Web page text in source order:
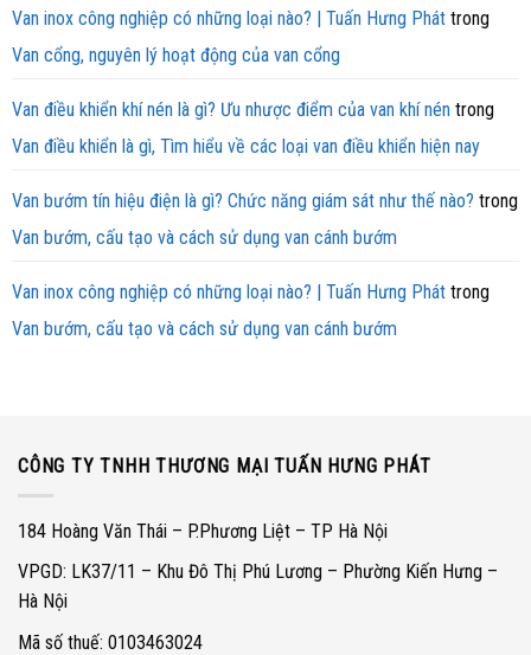
Van inox công nghiệp có những loại nào? | Tuấn Hưng Phát trong
Van cổng, nguyên lý hoạt động của van cổng
Van điều khiển khí nén là gì? Ưu nhược điểm của van khí nén trong
Van điều khiển là gì, Tìm hiểu về các loại van điều khiển hiện nay
Van bướm tín hiệu điện là gì? Chức năng giám sát như thế nào? trong
Van bướm, cấu tạo và cách sử dụng van cánh bướm
Van inox công nghiệp có những loại nào? | Tuấn Hưng Phát trong
Van bướm, cấu tạo và cách sử dụng van cánh bướm
CÔNG TY TNHH THƯƠNG MẠI TUẤN HƯNG PHÁT
184 Hoàng Văn Thái – P.Phương Liệt – TP Hà Nội
VPGD: LK37/11 – Khu Đô Thị Phú Lương – Phường Kiến Hưng –
Hà Nội
Mã số thuế: 0103463024